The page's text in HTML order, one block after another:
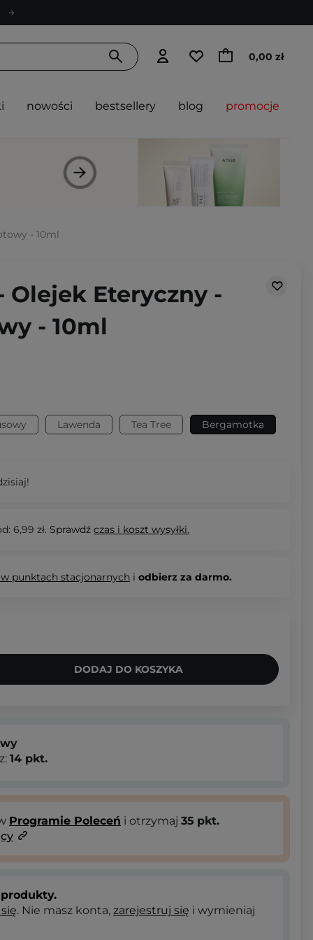
0,00 zł
nowości bestsellery blog promocje
- 10ml
Olejek Eteryczny -
- 10ml
Lawenda Tea Tree Bergamotka
6,99 zł. Sprawdź czas i koszt wysyłki.
punktach stacjonarnych i odbierz za darmo.
DODAJ DO KOSZYKA
14 pkt.
Programie Poleceń i otrzymaj 35 pkt.
. Nie masz konta, zarejestruj się i wymieniaj